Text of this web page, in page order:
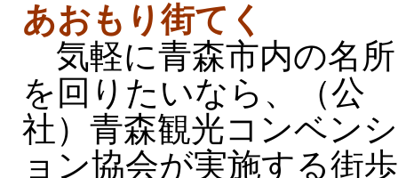
あおもり街てく
気軽に青森市内の名所
を回りたいなら、（公
社）青森観光コンベンシ
ョン協会が実施する街